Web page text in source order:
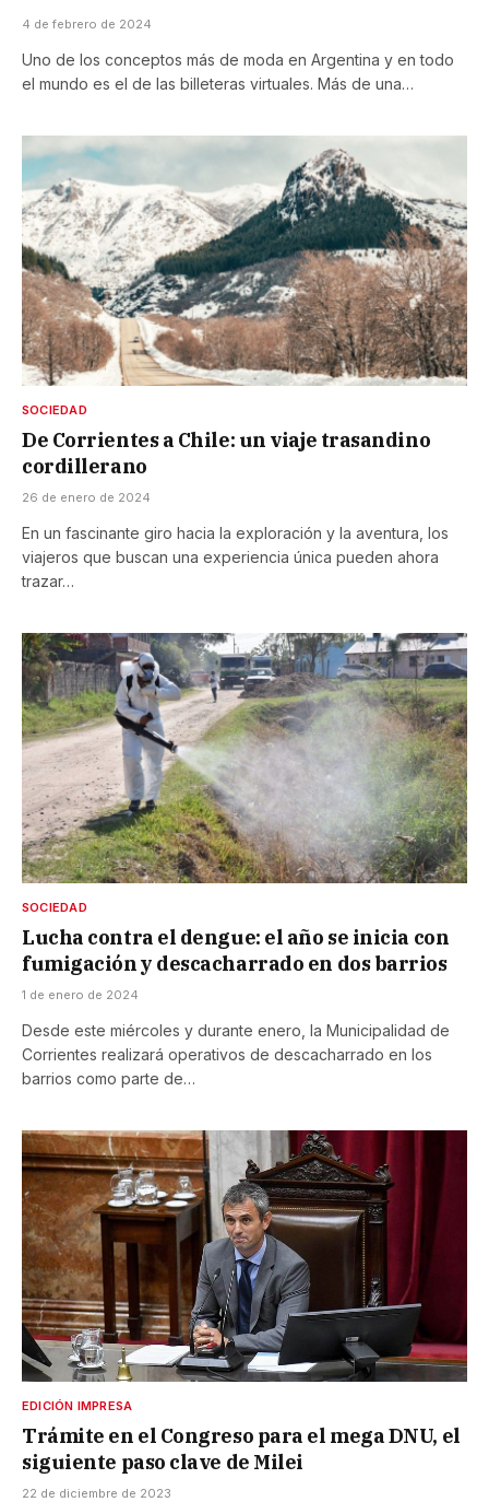
4 de febrero de 2024
Uno de los conceptos más de moda en Argentina y en todo
el mundo es el de las billeteras virtuales. Más de una…
SOCIEDAD
De Corrientes a Chile: un viaje trasandino
cordillerano
26 de enero de 2024
En un fascinante giro hacia la exploración y la aventura, los
viajeros que buscan una experiencia única pueden ahora
trazar…
SOCIEDAD
Lucha contra el dengue: el año se inicia con
fumigación y descacharrado en dos barrios
1 de enero de 2024
Desde este miércoles y durante enero, la Municipalidad de
Corrientes realizará operativos de descacharrado en los
barrios como parte de…
EDICIÓN IMPRESA
Trámite en el Congreso para el mega DNU, el
siguiente paso clave de Milei
22 de diciembre de 2023